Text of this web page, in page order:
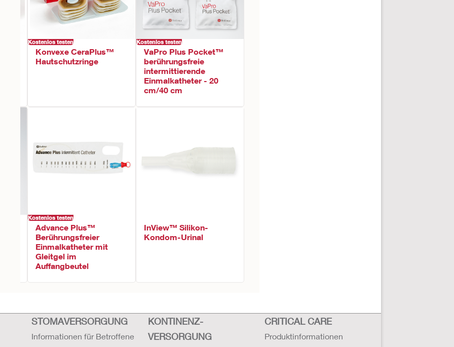
Kostenlos testen
Konvexe CeraPlus™
Hautschutzringe
Kostenlos testen
VaPro Plus Pocket™
berührungsfreie
intermittierende
Einmalkatheter - 20
cm/40 cm
Kostenlos testen
Advance Plus™
Berührungsfreier
Einmalkatheter mit
Gleitgel im
Auffangbeutel
InView™ Silikon-
Kondom-Urinal
STOMAVERSORGUNG
Informationen für Betroffene
KONTINENZ-
VERSORGUNG
CRITICAL CARE
Produktinformationen